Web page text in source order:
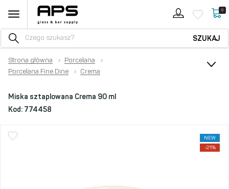
0
SZUKAJ
Strona główna › Porcelana
›
Porcelana Fine Dine
› Crema
Miska sztaplowana Crema 90 ml
Kod: 774458
NEW
-21%